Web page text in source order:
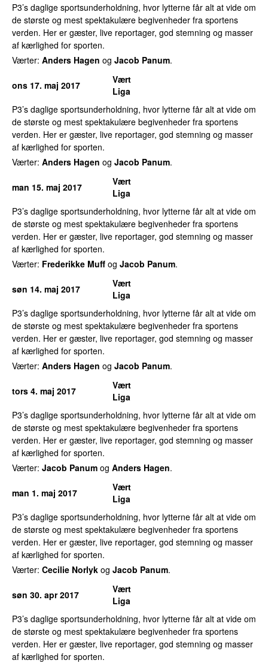
P3’s daglige sportsunderholdning, hvor lytterne får alt at vide om
de største og mest spektakulære begivenheder fra sportens
verden. Her er gæster, live reportager, god stemning og masser
af kærlighed for sporten.
Værter: Anders Hagen og Jacob Panum.
ons 17. maj 2017
Vært
Liga
P3’s daglige sportsunderholdning, hvor lytterne får alt at vide om
de største og mest spektakulære begivenheder fra sportens
verden. Her er gæster, live reportager, god stemning og masser
af kærlighed for sporten.
Værter: Anders Hagen og Jacob Panum.
man 15. maj 2017
Vært
Liga
P3’s daglige sportsunderholdning, hvor lytterne får alt at vide om
de største og mest spektakulære begivenheder fra sportens
verden. Her er gæster, live reportager, god stemning og masser
af kærlighed for sporten.
Værter: Frederikke Muff og Jacob Panum.
søn 14. maj 2017
Vært
Liga
P3’s daglige sportsunderholdning, hvor lytterne får alt at vide om
de største og mest spektakulære begivenheder fra sportens
verden. Her er gæster, live reportager, god stemning og masser
af kærlighed for sporten.
Værter: Anders Hagen og Jacob Panum.
tors 4. maj 2017
Vært
Liga
P3’s daglige sportsunderholdning, hvor lytterne får alt at vide om
de største og mest spektakulære begivenheder fra sportens
verden. Her er gæster, live reportager, god stemning og masser
af kærlighed for sporten.
Værter: Jacob Panum og Anders Hagen.
man 1. maj 2017
Vært
Liga
P3’s daglige sportsunderholdning, hvor lytterne får alt at vide om
de største og mest spektakulære begivenheder fra sportens
verden. Her er gæster, live reportager, god stemning og masser
af kærlighed for sporten.
Værter: Cecilie Norlyk og Jacob Panum.
søn 30. apr 2017
Vært
Liga
P3’s daglige sportsunderholdning, hvor lytterne får alt at vide om
de største og mest spektakulære begivenheder fra sportens
verden. Her er gæster, live reportager, god stemning og masser
af kærlighed for sporten.